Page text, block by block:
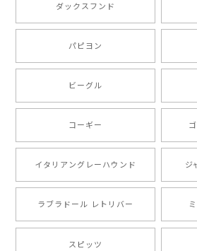
ったです。 ご連絡が取りづらい点
ましたが、商品の素敵さでチャラ
い。ありがとうございます。
2024/10/28
注文受領連絡が無かったのでハラ
愛い商品が届きました！大満足で
ダックスフンド
パピヨン
ビーグル
コーギー
イタリアングレーハウンド ジ
ラブラドール レトリバー
スピッツ